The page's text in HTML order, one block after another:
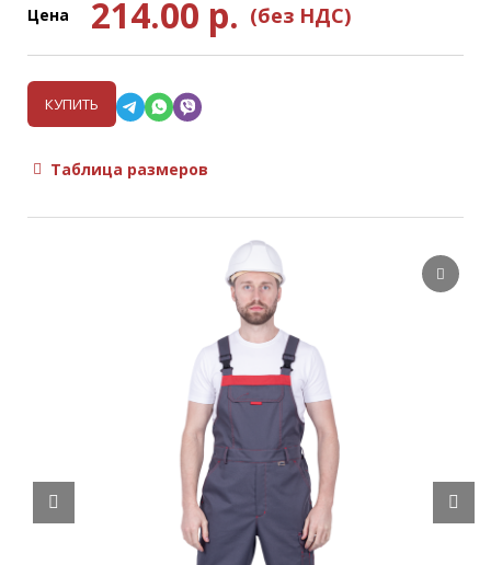
Цена 214.00 р. (без НДС)
КУПИТЬ
Таблица размеров